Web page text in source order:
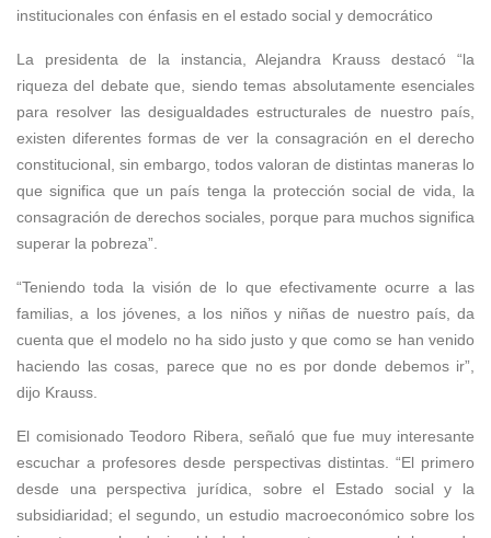
institucionales con énfasis en el estado social y democrático
La presidenta de la instancia, Alejandra Krauss destacó “la
riqueza del debate que, siendo temas absolutamente esenciales
para resolver las desigualdades estructurales de nuestro país,
existen diferentes formas de ver la consagración en el derecho
constitucional, sin embargo, todos valoran de distintas maneras lo
que significa que un país tenga la protección social de vida, la
consagración de derechos sociales, porque para muchos significa
superar la pobreza”.
“Teniendo toda la visión de lo que efectivamente ocurre a las
familias, a los jóvenes, a los niños y niñas de nuestro país, da
cuenta que el modelo no ha sido justo y que como se han venido
haciendo las cosas, parece que no es por donde debemos ir”,
dijo Krauss.
El comisionado Teodoro Ribera, señaló que fue muy interesante
escuchar a profesores desde perspectivas distintas. “El primero
desde una perspectiva jurídica, sobre el Estado social y la
subsidiaridad; el segundo, un estudio macroeconómico sobre los